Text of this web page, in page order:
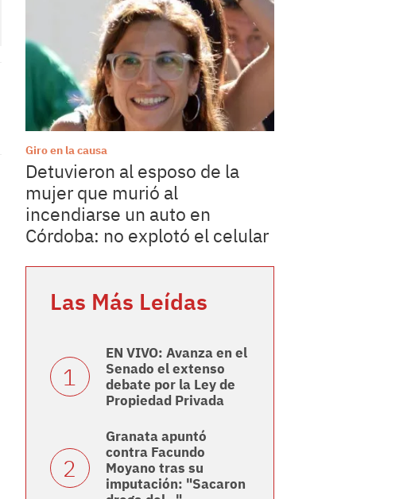
Giro en la causa
Detuvieron al esposo de la
mujer que murió al
incendiarse un auto en
Córdoba: no explotó el celular
Las Más Leídas
EN VIVO: Avanza en el
Senado el extenso
debate por la Ley de
Propiedad Privada
Granata apuntó
contra Facundo
Moyano tras su
imputación: "Sacaron